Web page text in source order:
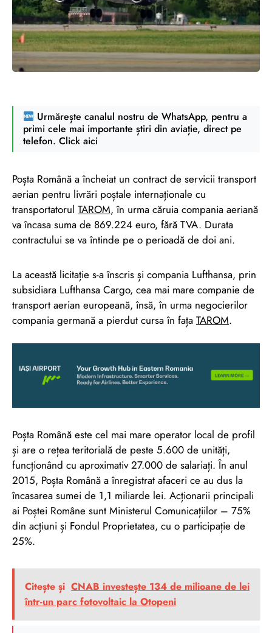
Urmărește canalul nostru de WhatsApp, pentru a
primi cele mai importante știri din aviație, direct pe
telefon. Click aici
Poșta Română a încheiat un contract de servicii transport
aerian pentru livrări poștale internaționale cu
transportatorul TAROM, în urma căruia compania aeriană
va încasa suma de 869.224 euro, fără TVA. Durata
contractului se va întinde pe o perioadă de doi ani.
La această licitație s-a înscris și compania Lufthansa, prin
subsidiara Lufthansa Cargo, cea mai mare companie de
transport aerian europeană, însă, în urma negocierilor
compania germană a pierdut cursa în fața TAROM.
Poșta Română este cel mai mare operator local de profil
și are o rețea teritorială de peste 5.600 de unități,
funcționând cu aproximativ 27.000 de salariați. În anul
2015, Poșta Română a înregistrat afaceri ce au dus la
încasarea sumei de 1,1 miliarde lei. Acționarii principali
ai Poștei Române sunt Ministerul Comunicațiilor – 75%
din acțiuni și Fondul Proprietatea, cu o participație de
25%.
Citește și CNAB investește 134 de milioane de lei
într-un parc fotovoltaic la Otopeni